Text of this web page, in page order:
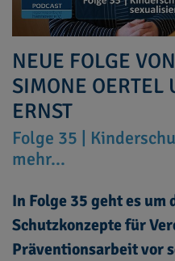
NEUE FOLGE
SIMONE OERTEL
ERNST
Folge 35 |
mehr...
In Folge 35 geht es um
Schutzkonzepte für
Präventionsarbeit vor